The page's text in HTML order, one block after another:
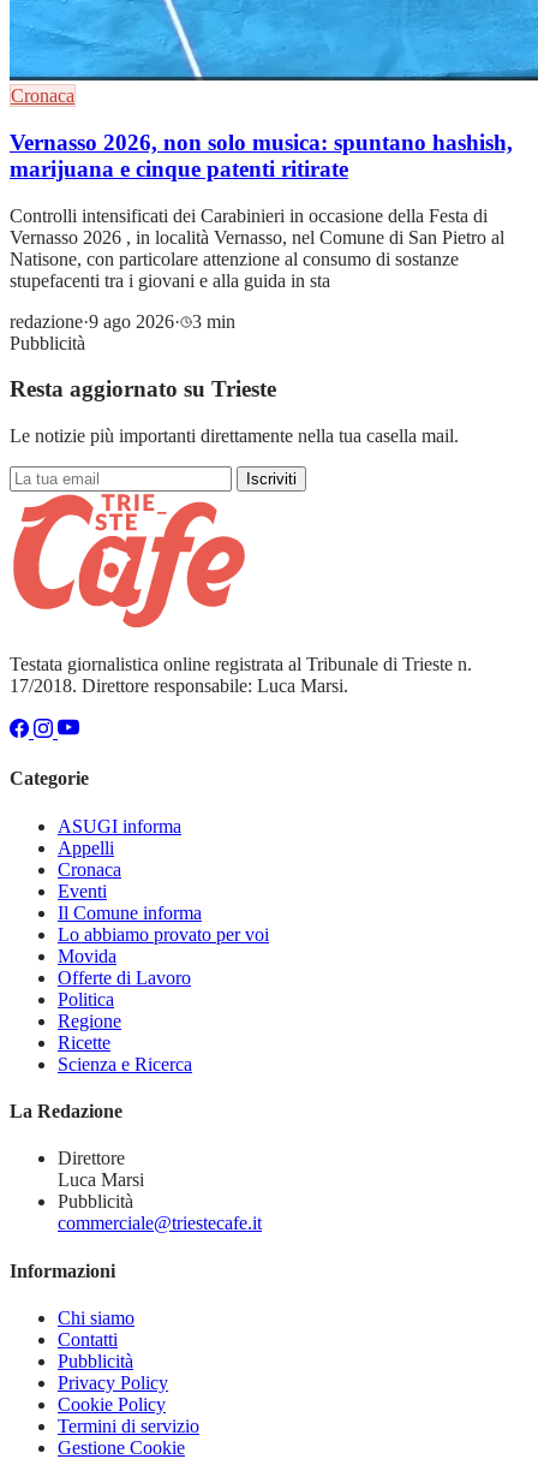
Cronaca
Vernasso 2026, non solo musica: spuntano hashish,
marijuana e cinque patenti ritirate
Controlli intensificati dei Carabinieri in occasione della Festa di
Vernasso 2026 , in località Vernasso, nel Comune di San Pietro al
Natisone, con particolare attenzione al consumo di sostanze
stupefacenti tra i giovani e alla guida in sta
redazione·9 ago 2026·
3 min
Pubblicità
Resta aggiornato su Trieste
Le notizie più importanti direttamente nella tua casella mail.
Iscriviti
Testata giornalistica online registrata al Tribunale di Trieste n.
17/2018. Direttore responsabile: Luca Marsi.
Categorie
ASUGI informa
Appelli
Cronaca
Eventi
Il Comune informa
Lo abbiamo provato per voi
Movida
Offerte di Lavoro
Politica
Regione
Ricette
Scienza e Ricerca
La Redazione
Direttore
Luca Marsi
Pubblicità
commerciale@triestecafe.it
Informazioni
Chi siamo
Contatti
Pubblicità
Privacy Policy
Cookie Policy
Termini di servizio
Gestione Cookie